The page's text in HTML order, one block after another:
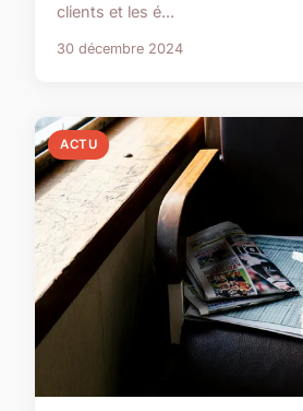
clients et les é...
30 décembre 2024
ACTU